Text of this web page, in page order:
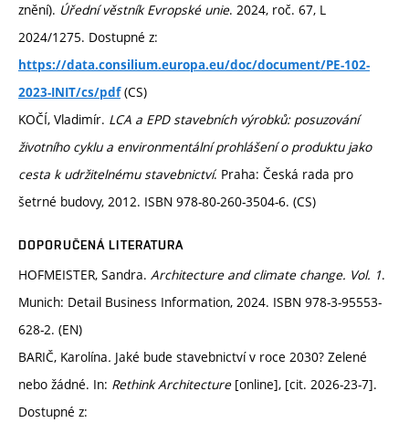
znění). Úřední věstník Evropské unie. 2024, roč. 67, L
2024/1275. Dostupné z:
https://data.consilium.europa.eu/doc/document/PE-102-
2023-INIT/cs/pdf(CS)
KOČÍ, Vladimír. LCA a EPD stavebních výrobků: posuzování
životního cyklu a environmentální prohlášení o produktu jako
cesta k udržitelnému stavebnictví. Praha: Česká rada pro
šetrné budovy, 2012. ISBN 978-80-260-3504-6. (CS)
DOPORUČENÁ LITERATURA
HOFMEISTER, Sandra. Architecture and climate change. Vol. 1.
Munich: Detail Business Information, 2024. ISBN 978-3-95553-
628-2. (EN)
BARIČ, Karolína. Jaké bude stavebnictví v roce 2030? Zelené
nebo žádné. In: Rethink Architecture[online], [cit. 2026-23-7].
Dostupné z: